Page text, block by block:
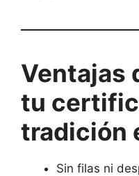
Ventajas
tu
tradición
Sin filas ni